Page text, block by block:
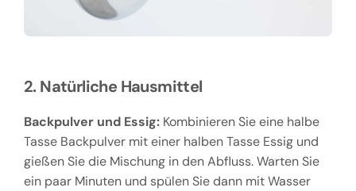
2. Natürliche Hausmittel
Backpulver und Essig:Kombinieren Sie eine halbe
Tasse Backpulver mit einer halben Tasse Essig und
gießen Sie die Mischung in den Abfluss. Warten Sie
ein paar Minuten und spülen Sie dann mit Wasser